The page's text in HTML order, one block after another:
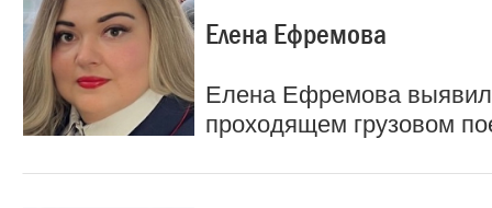
Елена Ефремова
Елена Ефремова
проходящем грузовом